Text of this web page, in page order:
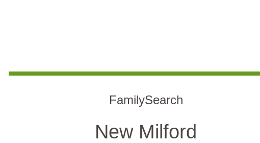
FamilySearch
New Milford